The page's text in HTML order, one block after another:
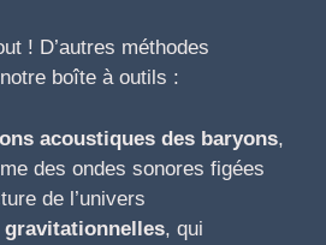
! D’autres méthodes
boîte à outils :
acoustiques des baryons,
des ondes sonores figées
de l’univers
, qui